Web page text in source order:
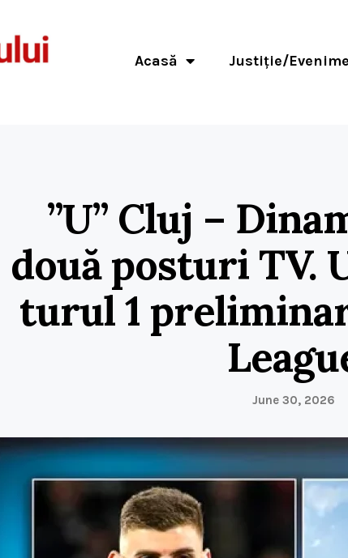
Acasă Justiție/
”U” Cluj –
două posturi TV.
turul 1
June 30, 2026